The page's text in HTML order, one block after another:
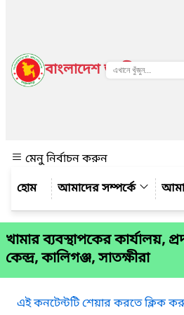
বাংলাদেশ জাতীয় তথ্য
মেনু নির্বাচন করুন
আমাদের সম্পর্কে
খামার ব্যবস্থাপকের কার্যালয়,
কেন্দ্র, কালিগঞ্জ, সাতক্ষীরা
এই কনটেন্টটি শেয়ার করতে ক্লিক